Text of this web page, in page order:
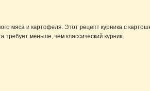
мяса и картофеля. Этот рецепт курника с
меньше, чем классический курник.